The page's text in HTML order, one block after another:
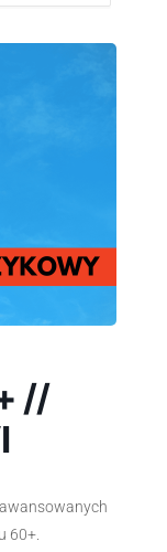
//
60+.